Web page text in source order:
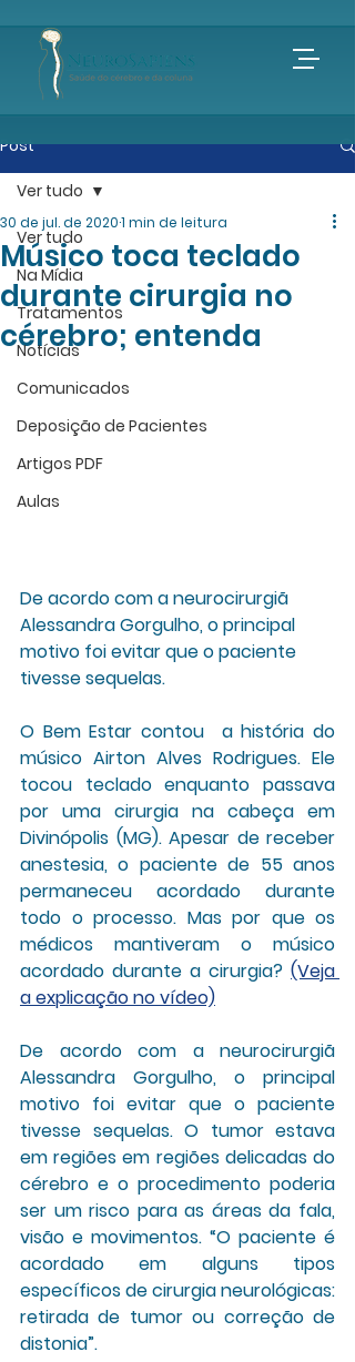
Post
Ver tudo
Na Mídia
Tratamentos
Notícias
Comunicados
Deposição de Pacientes
Artigos PDF
Aulas
Ver tudo
Músico toca teclado
durante cirurgia no
cérebro; entenda
30 de jul. de 20201 min de leitura
De acordo com a neurocirurgiã
Alessandra Gorgulho, o principal
motivo foi evitar que o paciente
tivesse sequelas.
O Bem Estar contou  a história do
músico Airton Alves Rodrigues. Ele
tocou teclado enquanto passava
por uma cirurgia na cabeça em
Divinópolis (MG). Apesar de receber
anestesia, o paciente de 55 anos
permaneceu acordado durante
todo o processo. Mas por que os
médicos mantiveram o músico
acordado durante a cirurgia? (Veja
a explicação no vídeo)
Alessandra Gorgulho, o principal
motivo foi evitar que o paciente
tivesse sequelas. O tumor estava
em regiões em regiões delicadas do
cérebro e o procedimento poderia
ser um risco para as áreas da fala,
visão e movimentos. “O paciente é
acordado em alguns tipos
específicos de cirurgia neurológicas:
retirada de tumor ou correção de
distonia”.